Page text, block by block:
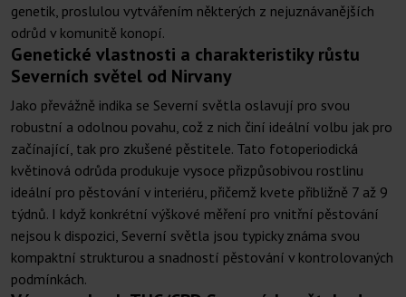
genetik, proslulou vytvářením některých z nejuznávanějších
odrůd v komunitě konopí.
Genetické vlastnosti a charakteristiky růstu
Severních světel od Nirvany
Jako převážně indika se Severní světla oslavují pro svou
robustní a odolnou povahu, což z nich činí ideální volbu jak pro
začínající, tak pro zkušené pěstitele. Tato fotoperiodická
květinová odrůda produkuje vysoce přizpůsobivou rostlinu
ideální pro pěstování v interiéru, přičemž kvete přibližně 7 až 9
týdnů. I když konkrétní výškové měření pro vnitřní pěstování
nejsou k dispozici, Severní světla jsou typicky známa svou
kompaktní strukturou a snadností pěstování v kontrolovaných
podmínkách.